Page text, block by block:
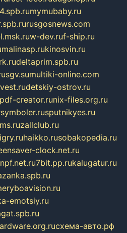
mymubaby.ru
rusgosnews.com
w-dev.ruf-ship.ru
malinasp.rukinosvin.ru
deltaprim.spb.ru
sgv.sumultiki-online.com
detskiy-ostrov.ru
pdf-creator.runix-files.org.ru
sputnikyes.ru
zallclub.ru
haikko.rusobakopedia.ru
clock.net.ru
npf.net.ru7bit.pp.rukalugatur.ru
emotsiy.ru
схема-авто.рф